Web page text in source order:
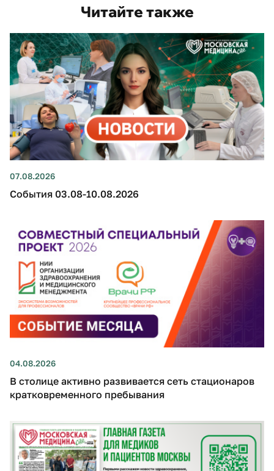
Читайте также
07.08.2026
События 03.08-10.08.2026
04.08.2026
В столице активно развивается сеть стационаров
кратковременного пребывания